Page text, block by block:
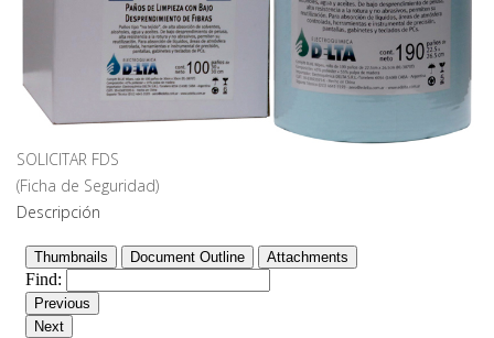
SOLICITAR FDS
(Ficha de Seguridad)
Descripción